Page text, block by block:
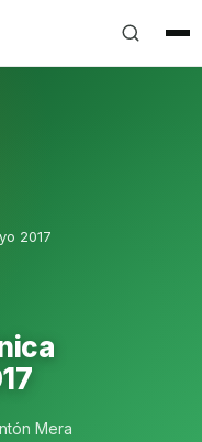
Municipal del
2017
Mera